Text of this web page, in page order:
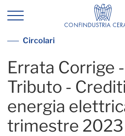
Errata Corrige -
Vedi tutte le circolari
Circolari
Errata Corrige
Tributo -
energia
trimestre 2023